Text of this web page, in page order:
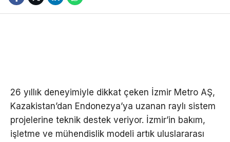
26 yıllık deneyimiyle dikkat çeken İzmir Metro AŞ,
Kazakistan’dan Endonezya’ya uzanan raylı sistem
projelerine teknik destek veriyor. İzmir’in bakım,
işletme ve mühendislik modeli artık uluslararası